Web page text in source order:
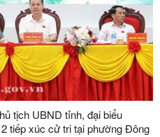
tịch UBND tỉnh, đại biểu
tiếp xúc cử tri tại phường Đông